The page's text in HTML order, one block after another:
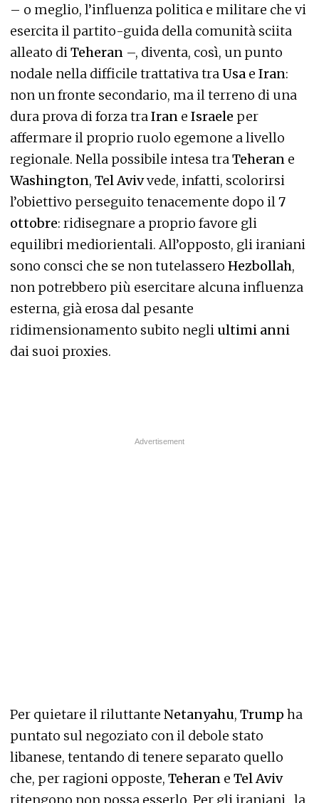
– o meglio, l’influenza politica e militare che vi
esercita il partito-guida della comunità sciita
alleato diTeheran –, diventa, così, un punto
nodale nella difficile trattativa traUsa e Iran:
non un fronte secondario, ma il terreno di una
dura prova di forza traIran e Israele per
affermare il proprio ruolo egemone a livello
regionale. Nella possibile intesa traTeheran e
Washington, Tel Avivvede, infatti, scolorirsi
l’obiettivo perseguito tenacemente dopo il7
ottobre: ridisegnare a proprio favore gli
equilibri mediorientali. All’opposto, gli iraniani
sono consci che se non tutelassero Hezbollah,
non potrebbero più esercitare alcuna influenza
esterna, già erosa dal pesante
ridimensionamento subito negli ultimi anni
dai suoi proxies.
Per quietare il riluttante Netanyahu, Trump ha
puntato sul negoziato con il debole stato
libanese, tentando di tenere separato quello
che, per ragioni opposte, Teheran e Tel Aviv